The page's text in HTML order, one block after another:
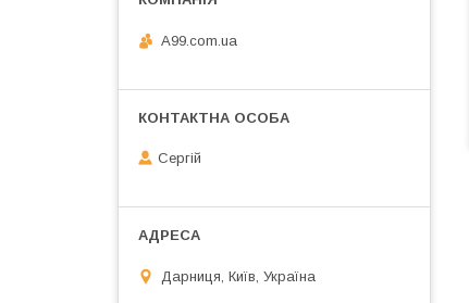
A99.com.ua
Сергій
Дарниця, Київ, Україна